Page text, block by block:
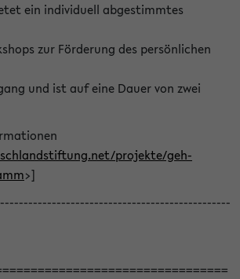
ein individuell abgestimmtes
zur Förderung des persönlichen
und ist auf eine Dauer von zwei
projekte/geh-
>]